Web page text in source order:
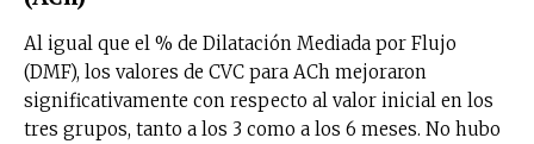
Al igual que el % de Dilatación Mediada por Flujo
(DMF), los valores de CVC para ACh mejoraron
significativamente con respecto al valor inicial en los
tres grupos, tanto a los 3 como a los 6 meses. No hubo